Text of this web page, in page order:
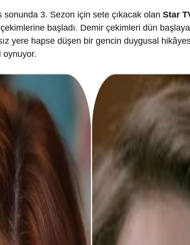
sonunda 3. Sezon için sete çıkacak olan Star
başladı. Demir çekimleri dün
yere hapse düşen bir gencin duygusal
oynuyor.